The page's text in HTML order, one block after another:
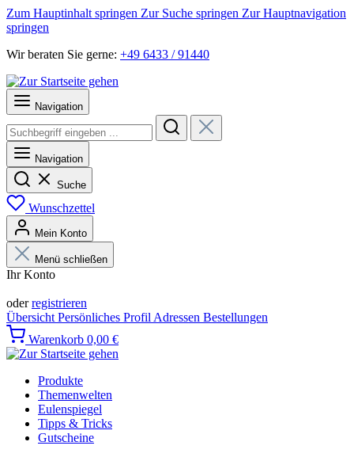
Zum Hauptinhalt springen Zur Suche springen Zur Hauptnavigation
springen
Wir beraten Sie gerne: +49 6433 / 91440
Navigation
Navigation
Suche
Wunschzettel
Mein Konto
Menü schließen
Ihr Konto
oderregistrieren
Übersicht Persönliches Profil Adressen Bestellungen
Warenkorb 0,00 €
Produkte
Themenwelten
Eulenspiegel
Tipps & Tricks
Gutscheine